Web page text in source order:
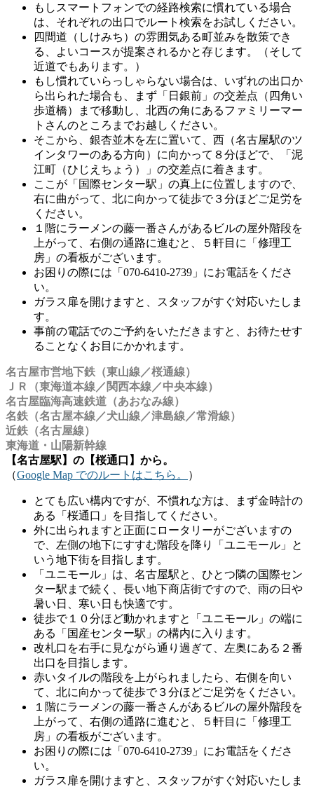
もしスマートフォンでの経路検索に慣れている場合
は、それぞれの出口でルート検索をお試しください。
四間道（しけみち）の雰囲気ある町並みを散策でき
る、よいコースが提案されるかと存じます。（そして
近道でもあります。）
もし慣れていらっしゃらない場合は、いずれの出口か
ら出られた場合も、まず「日銀前」の交差点（四角い
歩道橋）まで移動し、北西の角にあるファミリーマー
トさんのところまでお越しください。
そこから、銀杏並木を左に置いて、西（名古屋駅のツ
インタワーのある方向）に向かって８分ほどで、「泥
江町（ひじえちょう）」の交差点に着きます。
ここが「国際センター駅」の真上に位置しますので、
右に曲がって、北に向かって徒歩で３分ほどご足労を
ください。
１階にラーメンの藤一番さんがあるビルの屋外階段を
上がって、右側の通路に進むと、５軒目に「修理工
房」の看板がございます。
お困りの際には「070-6410-2739」にお電話をくださ
い。
ガラス扉を開けますと、スタッフがすぐ対応いたしま
す。
事前の電話でのご予約をいただきますと、お待たせす
ることなくお目にかかれます。
名古屋市営地下鉄（東山線／桜通線）
ＪＲ（東海道本線／関西本線／中央本線）
名古屋臨海高速鉄道（あおなみ線）
名鉄（名古屋本線／犬山線／津島線／常滑線）
近鉄（名古屋線）
東海道・山陽新幹線
【名古屋駅】の【桜通口】から。
（Google Map でのルートはこちら。 ）
とても広い構内ですが、不慣れな方は、まず金時計の
ある「桜通口」を目指してください。
外に出られますと正面にロータリーがございますの
で、左側の地下にすすむ階段を降り「ユニモール」と
いう地下街を目指します。
「ユニモール」は、名古屋駅と、ひとつ隣の国際セン
ター駅まで続く、長い地下商店街ですので、雨の日や
暑い日、寒い日も快適です。
徒歩で１０分ほど動かれますと「ユニモール」の端に
ある「国産センター駅」の構内に入ります。
改札口を右手に見ながら通り過ぎて、左奥にある２番
出口を目指します。
赤いタイルの階段を上がられましたら、右側を向い
て、北に向かって徒歩で３分ほどご足労をください。
１階にラーメンの藤一番さんがあるビルの屋外階段を
上がって、右側の通路に進むと、５軒目に「修理工
房」の看板がございます。
お困りの際には「070-6410-2739」にお電話をくださ
い。
ガラス扉を開けますと、スタッフがすぐ対応いたしま